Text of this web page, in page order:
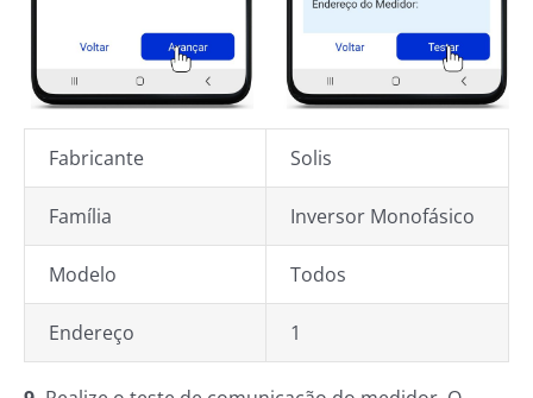
Fabricante Solis
Família Inversor Monofásico
Modelo Todos
Endereço 1